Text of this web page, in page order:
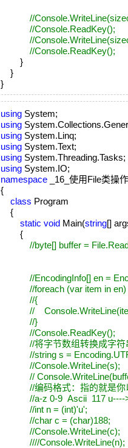
//
//Console.ReadKey();
//
//Console.ReadKey();
}
}
}
using System;
using
using System.Linq;
using System.Text;
using System.Threading.Tasks;
using System.IO;
namespace _16_使用File类操
{
class Program
{
static void Main(string[]
{
//byte[] buffer =
//EncodingInfo[] en =
//foreach (var item in en)
//{
//
//}
//Console.ReadKey();
//将字节数组转换成字符
//string s =
//Console.WriteLine(s);
//
//编码格式：指的就是
//a-z 0-9 Ascii 117 u----
//int n = (int)'u';
//char c = (char)188;
//Console.WriteLine(c);
////Console.WriteLine(n);